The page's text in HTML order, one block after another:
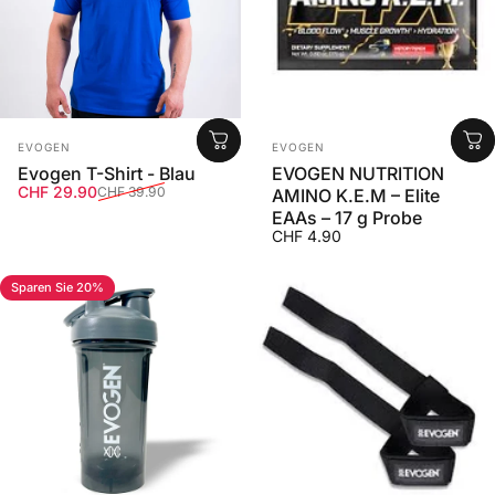
Anbieter:
EVOGEN
Evogen T-Shirt - Blau
Verkaufspreis
CHF 29.90
Normaler Preis
CHF 39.90
Anbieter:
EVOGEN
EVOGEN NUTRITION
AMINO K.E.M – Elite
EAAs – 17 g Probe
CHF 4.90
Sparen Sie 20%